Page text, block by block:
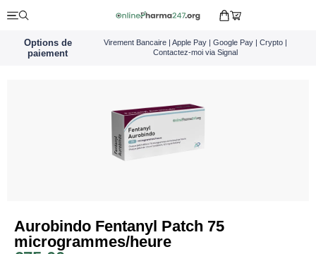
Options de
paiement
Virement Bancaire | Apple Pay | Google Pay | Crypto |
Contactez-moi via Signal
Aurobindo Fentanyl Patch 75
microgrammes/heure